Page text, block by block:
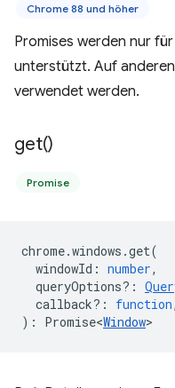
Chrome 88 und höher
Promises werden nur
unterstützt. Auf
verwendet werden.
get()
Promise
chrome.windows .get(
windowId : number,
queryOptions? :
callback? : function,
) : Promise<Window>